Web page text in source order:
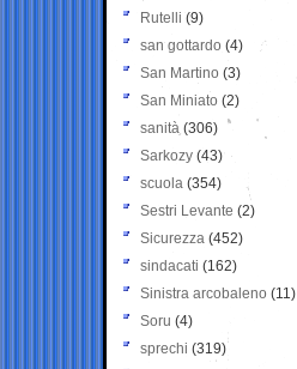
Rutelli (9)
san gottardo (4)
San Martino (3)
San Miniato (2)
sanità (306)
Sarkozy (43)
scuola (354)
Sestri Levante (2)
Sicurezza (452)
sindacati (162)
Sinistra arcobaleno (11)
Soru (4)
sprechi (319)